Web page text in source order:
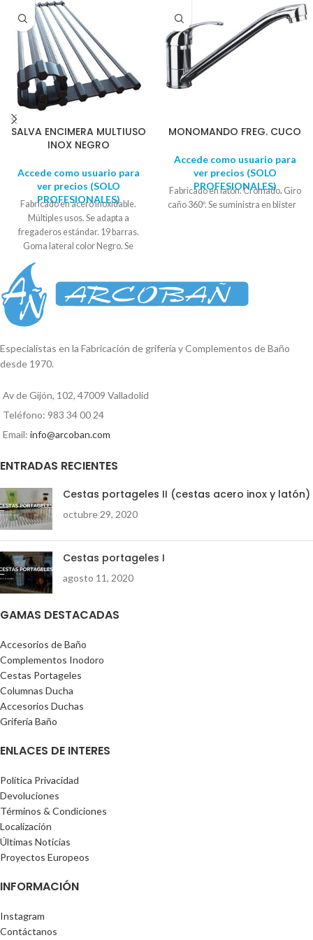
SALVA ENCIMERA MULTIUSO
INOX NEGRO
Accede como usuario para
ver precios (SOLO
PROFESIONALES)
Fabricado en acero inoxidable.
Múltiples usos. Se adapta a
fregaderos estándar. 19 barras.
Goma lateral color Negro. Se
Medidas: Ancho: 48 cm Alto: 35 cm
MONOMANDO FREG. CUCO
Accede como usuario para
ver precios (SOLO
PROFESIONALES)
Fabricado en latón. Cromado.Giro
caño 360º. Se suministra en blister
Especialistas en la Fabricación de grifería y Complementos de Baño
desde 1970.
Av de Gijón, 102, 47009 Valladolid
Teléfono: 983 34 00 24
Email: info@arcoban.com
ENTRADAS RECIENTES
Cestas portageles II (cestas acero inox y latón)
octubre 29, 2020
Cestas portageles I
agosto 11, 2020
GAMAS DESTACADAS
Accesorios de Baño
Complementos Inodoro
Cestas Portageles
Columnas Ducha
Accesorios Duchas
Grifería Baño
ENLACES DE INTERES
Política Privacidad
Devoluciones
Términos & Condiciones
Localización
Últimas Noticias
Proyectos Europeos
INFORMACIÓN
Instagram
Contáctanos